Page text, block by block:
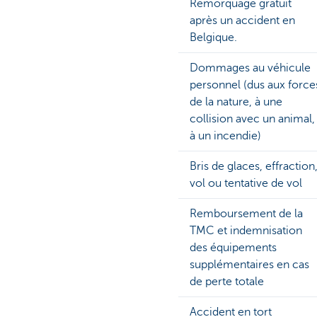
Remorquage gratuit
après un accident en
Belgique.
Dommages au véhicule
personnel (dus aux
de la nature, à une
collision avec un animal,
à un incendie)
Bris de glaces, effraction,
vol ou tentative de vol
Remboursement de la
TMC et indemnisation
des équipements
supplémentaires en cas
de perte totale
Accident en tort